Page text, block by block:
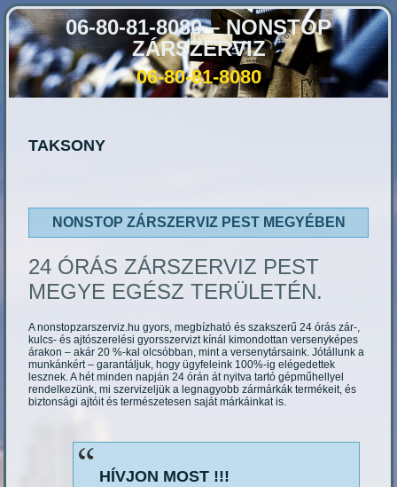
06-80-81-8080 – NONSTOP
ZÁRSZERVIZ
06-80-81-8080
TAKSONY
NONSTOP ZÁRSZERVIZ PEST MEGYÉBEN
24 ÓRÁS ZÁRSZERVIZ PEST
MEGYE EGÉSZ TERÜLETÉN.
A nonstopzarszerviz.hu gyors, megbízható és szakszerű 24 órás zár-,
kulcs- és ajtószerelési gyorsszervizt kínál kimondottan versenyképes
árakon – akár 20 %-kal olcsóbban, mint a versenytársaink. Jótállunk a
munkánkért – garantáljuk, hogy ügyfeleink 100%-ig elégedettek
lesznek. A hét minden napján 24 órán át nyitva tartó gépműhellyel
rendelkezünk, mi szervizeljük a legnagyobb zármárkák termékeit, és
biztonsági ajtóit és természetesen saját márkáinkat is.
HÍVJON MOST !!!